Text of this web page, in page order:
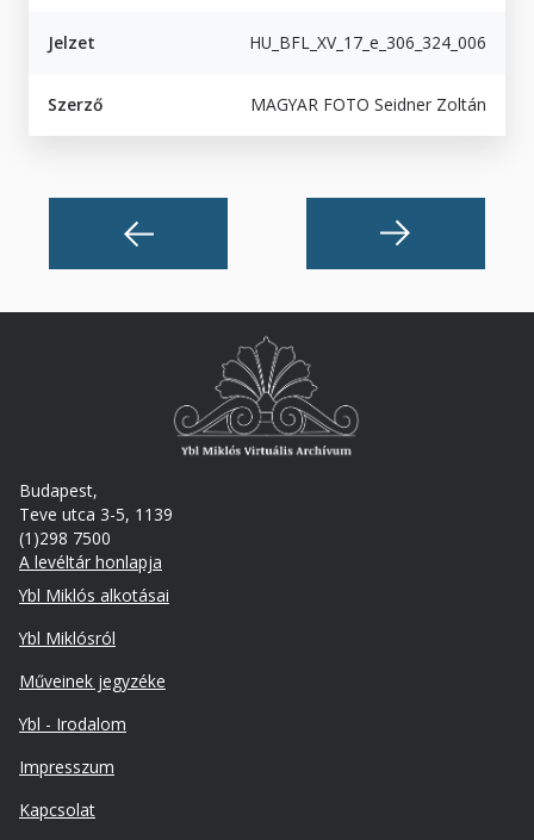
Jelzet HU_BFL_XV_17_e_306_324_006
Szerző MAGYAR FOTO Seidner Zoltán
Budapest,
Teve utca 3-5, 1139
(1)298 7500
A levéltár honlapja
Footer
Ybl Miklós alkotásai
Ybl Miklósról
Műveinek jegyzéke
Ybl - Irodalom
Lábléc
másodlagos
Impresszum
Kapcsolat